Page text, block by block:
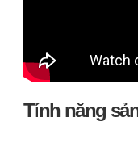
Tính năng